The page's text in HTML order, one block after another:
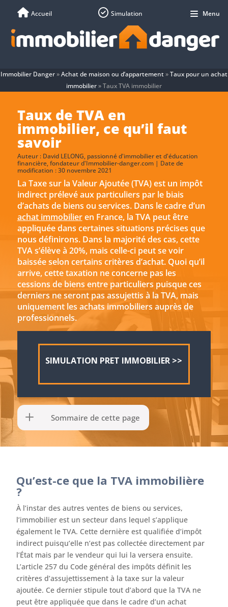
Immobilier Danger»Achat de maison ou d’appartement»Taux pour un achat
immobilier»Taux TVA immobilier
Taux de TVA en
immobilier, ce qu’il faut
savoir
Auteur : David LELONG, passionné d'immobilier et d'éducation
financière, fondateur d'Immobilier-danger.com | Date de
modification : 30 novembre 2021
La Taxe sur la Valeur Ajoutée (TVA) est un impôt
indirect prélevé aux particuliers par le biais
d’achats de biens ou services. Dans le cadre d’un
achat immobilieren France, la TVA peut être
appliquée dans certaines situations précises que
nous définirons. Dans la majorité des cas, cette
TVA s’élève à 20%, mais celle-ci peut se voir
baissée selon certains critères d’achat. Quoi qu’il
arrive, cette taxation ne concerne pas les
cessions de biens entre particuliers puisque ces
derniers ne seront pas assujettis à la TVA, mais
uniquement les achats immobiliers auprès de
professionnels.
SIMULATION PRET IMMOBILIER >>
Sommaire de cette page
Qu’est-ce que la TVA immobilière
?
À l’instar des autres ventes de biens ou services,
l’immobilier est un secteur dans lequel s’applique
également le TVA. Cette dernière est qualifiée d’impôt
indirect puisqu’elle n’est pas collectée directement par
l’État mais par le vendeur qui lui la versera ensuite.
L’article 257 du Code général des impôts définit les
critères d’assujettissement à la taxe sur la valeur
ajoutée. Ce dernier stipule tout d’abord que la TVA ne
peut être appliquée que dans le cadre d’un achat
Accueil Simulation Menu